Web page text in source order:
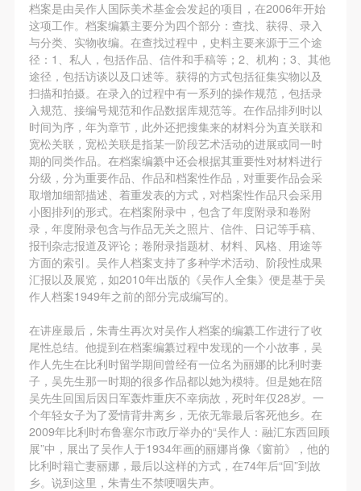
档案是由吴作人国际美术基金会发起的项目，在2006年开始
这项工作。档案编纂主要分为四个部分：查找、获得、录入
与分类、实物收编。在查找过程中，史料主要来源于三个途
径：1、私人，包括作品、信件和手稿等；2、机构；3、其他
途径，包括访谈以及口述等。获得的方式包括征集实物以及
扫描和拍摄。在录入的过程中有一系列的操作规范，包括录
入规范、接编号规范和作品数据库规范等。在作品排列时以
时间为序，年为章节，此外还把搜集来的材料分为直关联和
宽松关联，宽松关联是指某一阶段艺术活动的进展或同一时
期的同类作品。在档案编纂中还会根据其重要性对材料进行
分级，分为重要作品、作品和档案性作品，对重要作品会采
取增加细部描述、着重发表的方式，对档案性作品只会采用
小图排列的形式。在档案附录中，包含了年度附录和卷附
录，年度附录包含与作品无关之照片、信件、日记等手稿、
报刊杂志报道及评论；卷附录指题材、材料、风格、用途等
方面的索引。吴作人档案支持了多种学术活动、阶段性成果
汇报以及展览，如2010年出版的《吴作人全集》便是基于吴
作人档案1949年之前的部分完成编写的。
在讲座最后，朱青生再次对吴作人档案的编纂工作进行了收
尾性总结。他提到在档案编纂过程中发现的一个小故事，吴
作人先生在比利时留学期间曾经有一位名为丽娜的比利时妻
子，吴先生那一时期的很多作品都以她为模特。但是她在陪
吴先生回国后因日军轰炸重庆不幸病故，死时年仅28岁。一
个年轻女子为了爱情背井离乡，无依无靠最后客死他乡。在
2009年比利时布鲁塞尔市政厅举办的“吴作人：融汇东西回顾
展”中，展出了吴作人于1934年画的丽娜肖像《窗前》，他的
比利时籍亡妻丽娜，最后以这样的方式，在74年后“回”到故
乡。说到这里，朱青生不禁哽咽失声。
同下参观。
第四条
参加活动者在此次活动期间的人身安全责任自负。鼓
励参加者自行购买人身安全保险。活动中一旦出现事
故，活动中任何非事故当事人及美术馆将不承担人身
事故的任何责任，但有互相援助的义务。参加活动的
成员应当积极主动的组织实施救援工作，但对事故本
身不承担任何法律责任和经济责任。参加本次活动者
的人身安全不负有民事及相关连带责任。
第五条
参加活动者在此次活动期间应主动遵守美术馆活动秩
序、维护美术馆场地及展示、展览、馆藏艺术作品及
衍生品的安全。活动中一旦因个人原因造成美术馆场
破坏。活动中任何非事故当事人及美术馆将不承担相
应的责任与损失，应由参与活动者根据相应的法律条
文、组织规定进行协商和赔偿。并追究相应的法律责
任和经济责任。
第六条
参与活动者在参与活动时应当在美术馆工作人员及活
动导师、教师指导下进行，并正确的使用活动中所涉
同下参观。
第四条
参加活动者在此次活动期间的人身安全责任自负。鼓
励参加者自行购买人身安全保险。活动中一旦出现事
故，活动中任何非事故当事人及美术馆将不承担人身
事故的任何责任，但有互相援助的义务。参加活动的
成员应当积极主动的组织实施救援工作，但对事故本
身不承担任何法律责任和经济责任。参加本次活动者
的人身安全不负有民事及相关连带责任。
第五条
参加活动者在此次活动期间应主动遵守美术馆活动秩
序、维护美术馆场地及展示、展览、馆藏艺术作品及
衍生品的安全。活动中一旦因个人原因造成美术馆场
破坏。活动中任何非事故当事人及美术馆将不承担相
应的责任与损失，应由参与活动者根据相应的法律条
文、组织规定进行协商和赔偿。并追究相应的法律责
任和经济责任。
第六条
参与活动者在参与活动时应当在美术馆工作人员及活
动导师、教师指导下进行，并正确的使用活动中所涉
同下参观。
第四条
参加活动者在此次活动期间的人身安全责任自负。鼓
励参加者自行购买人身安全保险。活动中一旦出现事
故，活动中任何非事故当事人及美术馆将不承担人身
事故的任何责任，但有互相援助的义务。参加活动的
成员应当积极主动的组织实施救援工作，但对事故本
身不承担任何法律责任和经济责任。参加本次活动者
的人身安全不负有民事及相关连带责任。
第五条
参加活动者在此次活动期间应主动遵守美术馆活动秩
序、维护美术馆场地及展示、展览、馆藏艺术作品及
衍生品的安全。活动中一旦因个人原因造成美术馆场
破坏。活动中任何非事故当事人及美术馆将不承担相
应的责任与损失，应由参与活动者根据相应的法律条
文、组织规定进行协商和赔偿。并追究相应的法律责
任和经济责任。
第六条
参与活动者在参与活动时应当在美术馆工作人员及活
动导师、教师指导下进行，并正确的使用活动中所涉
快捷登录 帐号密码登录
手机号码
发送验证码
手机号码将作为您的登录账号
验证码
登录
可使用雅昌艺术网会员账户登录